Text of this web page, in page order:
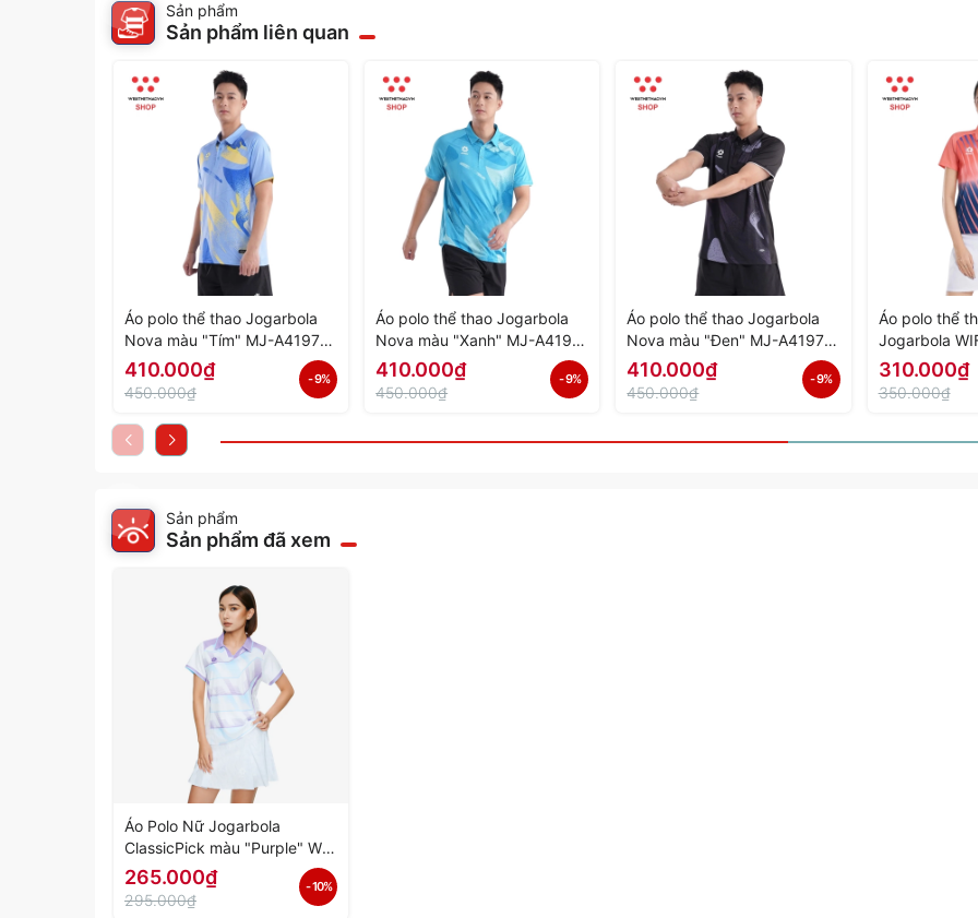
Sản phẩm
Sản phẩm liên quan
Áo polo thể thao Jogarbola
Nova màu "Tím" MJ-A4197-
04 - Hàng Chính Hãng
410.000₫
450.000₫
- 9%
Áo polo thể thao Jogarbola
Nova màu "Xanh" MJ-A4197-
03 - Hàng Chính Hãng
410.000₫
450.000₫
- 9%
Áo polo thể thao Jogarbola
Nova màu "Đen" MJ-A4197-
02 - Hàng Chính Hãng
410.000₫
450.000₫
- 9%
Áo polo thể
Jogarbola
A4152-02 -
310.000₫
350.000₫
Sản phẩm
Sản phẩm đã xem
Áo Polo Nữ Jogarbola
ClassicPick màu "Purple" WJ-
A4072-01 - Hàng Chính Hãng
265.000₫
295.000₫
- 10%